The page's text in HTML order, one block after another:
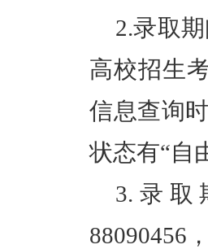
2.录取
高校招生
信息查询
状态有“自
3.录取
88090456